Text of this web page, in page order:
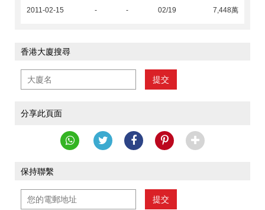
2011-02-15
- - 02/19 7,448萬
香港大廈搜尋
提交
分享此頁面
保持聯繫
提交